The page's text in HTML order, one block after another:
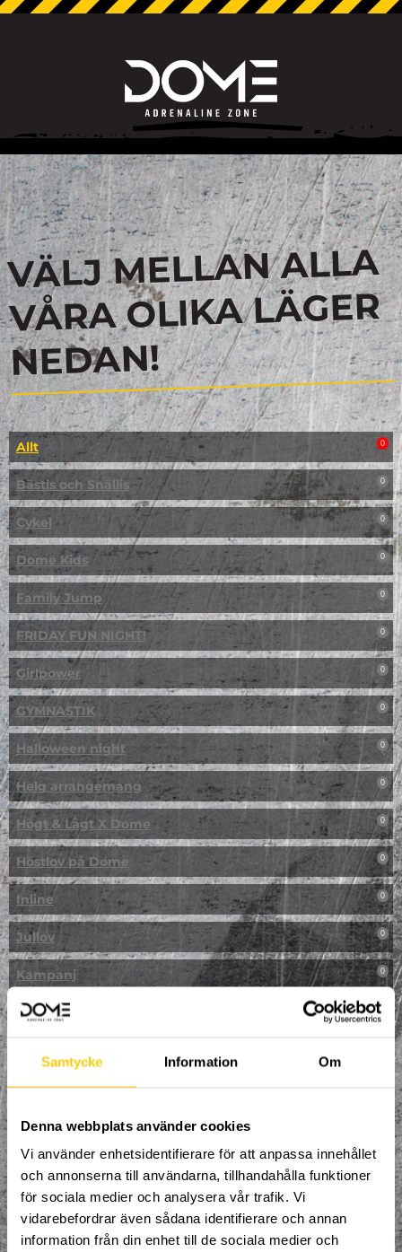
Samtycke Information Om
Denna webbplats använder cookies
Vi använder enhetsidentifierare för att anpassa innehållet
och annonserna till användarna, tillhandahålla funktioner
för sociala medier och analysera vår trafik. Vi
vidarebefordrar även sådana identifierare och annan
information från din enhet till de sociala medier och
VÄLJ MELLAN ALLA
VÅRA OLIKA LÄGER
NEDAN!
Allt 0
Bästis och Snällis 0
Cykel 0
Dome Kids 0
Family Jump 0
FRIDAY FUN NIGHT! 0
Girlpower 0
GYMNASTIK 0
Halloween night 0
Helg arrangemang 0
Högt & Lågt X Dome 0
Höstlov på Dome 0
Inline 0
Jullov 0
Kampanj 0
Kickbike 0
Klättring
LAN
Multisport
Mässa
NPF-Träning